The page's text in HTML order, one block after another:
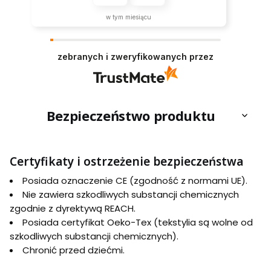
2026-06-04
zebranych i zweryfikowanych przez
Bezpieczeństwo produktu
Certyfikaty i ostrzeżenie bezpieczeństwa
Posiada oznaczenie CE (zgodność z normami UE).
Nie zawiera szkodliwych substancji chemicznych
zgodnie z dyrektywą REACH.
Posiada certyfikat Oeko-Tex (tekstylia są wolne od
szkodliwych substancji chemicznych).
Chronić przed dziećmi.